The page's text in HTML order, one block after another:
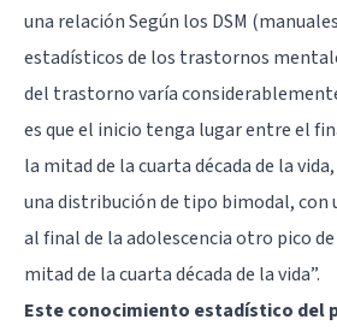
una relación Según los DSM
estadísticos de los trastornos
del trastorno varía
es que el inicio tenga lugar entre el
la mitad de la cuarta década de la
una distribución de tipo bimodal, con
al final de la adolescencia otro pico
mitad de la cuarta década de la vida”.
Este conocimiento estadístico del